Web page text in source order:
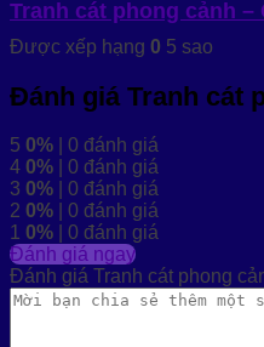
Tranh cát phong cảnh
Được xếp hạng 0 5 sao
Đánh giá Tranh cát
5 0% | 0 đánh giá
4 0% | 0 đánh giá
3 0% | 0 đánh giá
2 0% | 0 đánh giá
1 0% | 0 đánh giá
Đánh giá ngay
Đánh giá Tranh cát phong